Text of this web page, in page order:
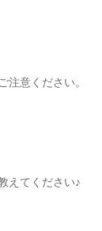
意ください。
えてください♪